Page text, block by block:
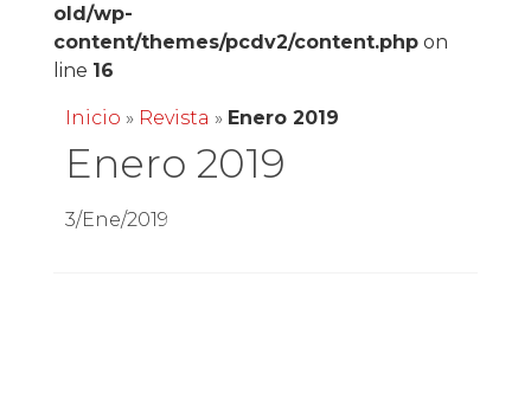
old/wp-
content/themes/pcdv2/content.phpon
line 16
Inicio » Revista » Enero 2019
Enero 2019
3/Ene/2019